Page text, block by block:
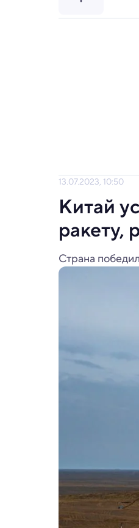
13.07.2023, 10:50
Китай
ракету,
Страна